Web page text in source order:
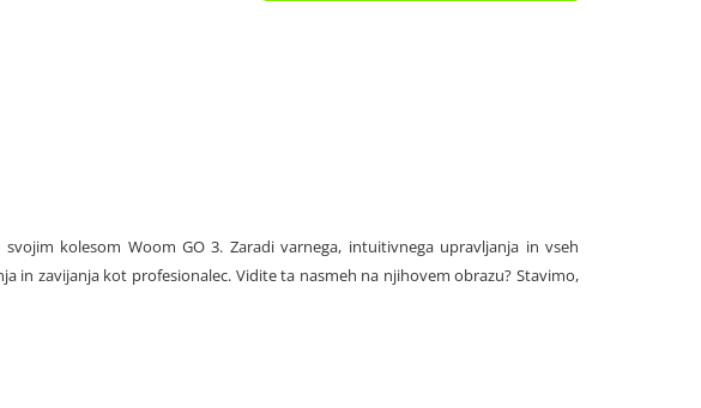
kolesom Woom GO 3. Zaradi varnega, intuitivnega upravljanja in vseh
in zavijanja kot profesionalec. Vidite ta nasmeh na njihovem obrazu? Stavimo,